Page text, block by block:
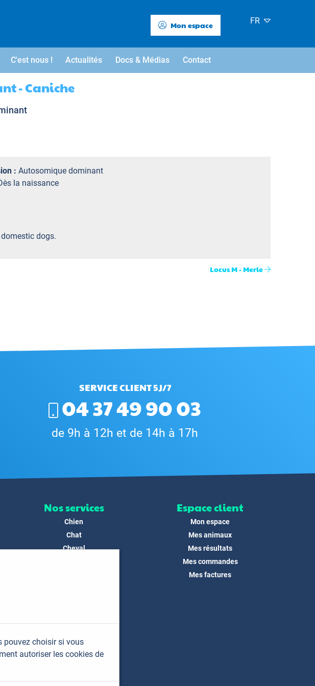
Mon espace FR
C'est nous ! Actualités Docs & Médias Contact
- Caniche
: Autosomique dominant
la naissance
dogs.
Locus M - Merle
SERVICE CLIENT 5J/7
04 37 49 90 03
de 9h à 12h et de 14h à 17h
Nos services
Chien
Chat
Cheval
FAQ
Contact
Espace client
Mon espace
Mes animaux
Mes résultats
Mes commandes
Mes factures
pouvez choisir si vous
autoriser les cookies de